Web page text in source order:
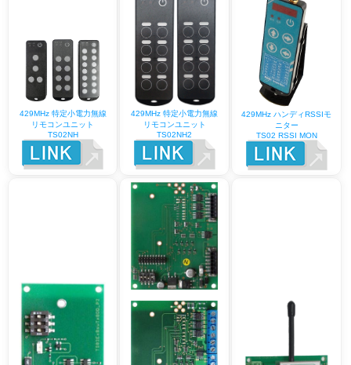
429MHz 特定小電力無線
リモコンユニット
TS02NH
429MHz 特定小電力無線
リモコンユニット
TS02NH2
429MHz ハンディRSSIモ
ニター
TS02 RSSI MON